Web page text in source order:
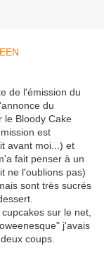
de l'émission du
du
le Bloody Cake
est
avant moi...) et
fait penser à un
ne l'oublions pas)
sont très sucrés
sur le net,
j'avais
coups.